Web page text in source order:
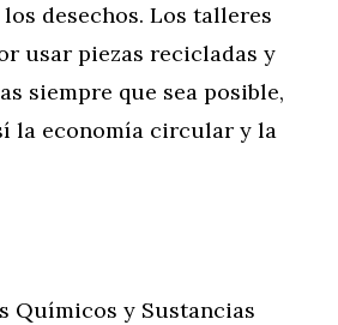
desechos. Los talleres
usar piezas recicladas y
siempre que sea posible,
la economía circular y la
Químicos y Sustancias